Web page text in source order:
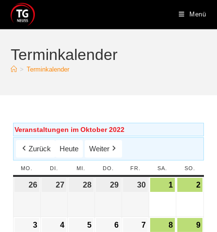
Menü
Terminkalender
> Terminkalender
Veranstaltungen im Oktober 2022
Zurück Heute Weiter
MO. DI. MI. DO. FR. SA. SO.
26 27 28 29 30 1 2
3 4 5 6 7 8 9